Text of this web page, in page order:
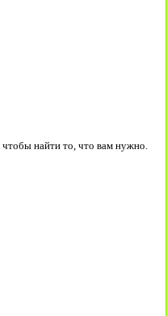
найти то, что вам нужно.